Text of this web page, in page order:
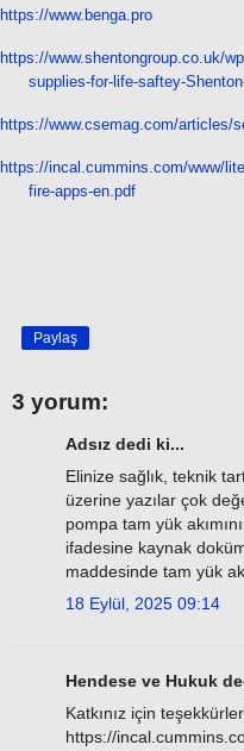
https://www.benga.pro
https://www.shentongroup.co.uk/
supplies-for-life-saftey-
https://www.csemag.com/articles/
https://incal.cummins.com/www/
fire-apps-en.pdf
Paylaş
3 yorum:
Adsız dedi ki...
Elinize sağlık, teknik
üzerine yazılar çok
pompa tam yük
ifadesine kaynak
maddesinde tam yük
18 Eylül, 2025 09:14
Hendese ve Hukuk
Katkınız için
https://